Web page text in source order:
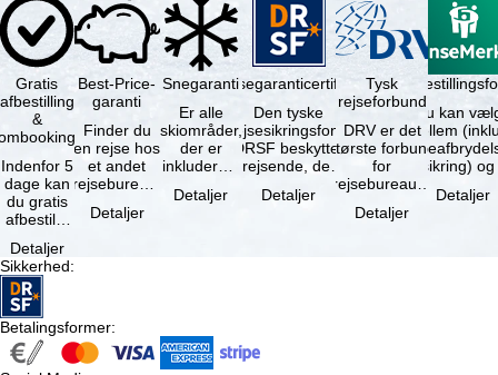
Gratis
afbestilling
&
Indenfor 5
dage kan
du gratis
afbestille
booking.
Det er
dog en …
Detaljer
Best-Price-
garanti
Finder du
en rejse hos
et andet
rejsebureau,
er billigere
Detaljer
Snegaranti
Er alle
skiområder,
der er
inkluderet i
bookede
Detaljer
Rejsegaranticertifikat
Den tyske
rejsesikringsfond
DRSF beskytter
rejsende, der
pakkerejse eller
Detaljer
Tysk
rejseforbund
DRV er det
største forbund
for
rejsebureauer
rejsearrangører
Detaljer
Du kan
mellem (inklusiv
Detaljer
Sikkerhed:
Betalingsformer: